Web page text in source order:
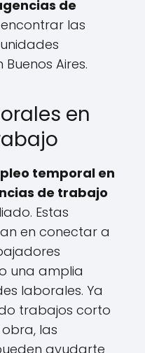
de
las
Aires.
en
temporal en
de trabajo
Estas
en conectar a
una amplia
laborales. Ya
trabajos corto
las
ayudarte